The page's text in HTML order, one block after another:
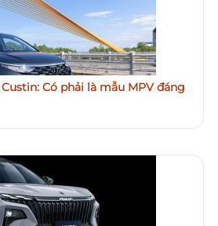
Có phải là mẫu MPV đáng